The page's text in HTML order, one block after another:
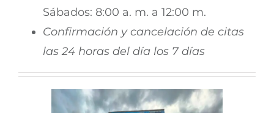
Odontología general y especializada
Sábados: 8:00 a. m. a 12:00 m.
Confirmación y cancelación de citas
las 24 horas del día los 7 días